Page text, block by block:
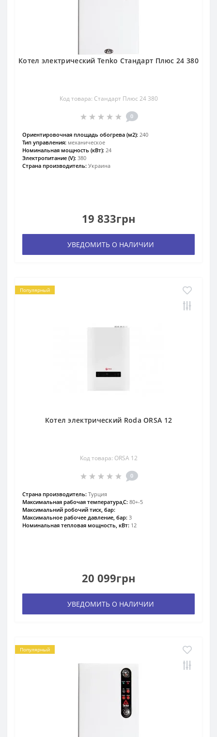
Котел электрический Tenko Стандарт Плюс 24 380
Код товара: Стандарт Плюс 24 380
0
Ориентировочная площадь обогрева (м2): 240
Тип управления: механическое
Номинальная мощность (кВт): 24
Электропитание (V): 380
Страна производитель: Украина
19 833грн
УВЕДОМИТЬ О НАЛИЧИИ
Популярный
Котел электрический Roda ORSA 12
Код товара: ORSA 12
0
Страна производитель: Турция
Максимальная рабочая температура,С: 80+-5
Максимальний робочий тиск, бар:
Максимальное рабочее давление, бар: 3
Номинальная тепловая мощность, кВт: 12
20 099грн
УВЕДОМИТЬ О НАЛИЧИИ
Популярный